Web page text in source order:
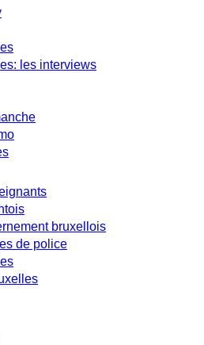
les interviews
bruxellois
de police